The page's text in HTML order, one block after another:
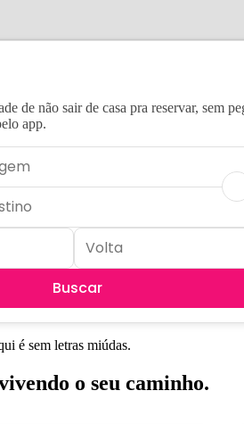
de não sair de casa pra reservar, sem
app.
Buscar
é sem letras miúdas.
o seu caminho.